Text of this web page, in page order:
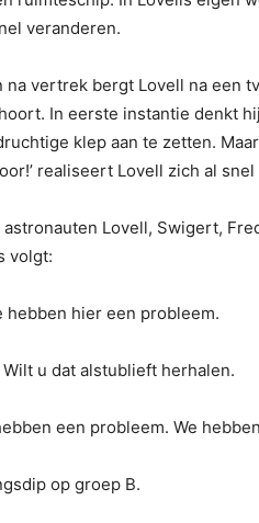
veranderen.
vertrek bergt Lovell na een
In eerste instantie denkt
klep aan te zetten.
realiseert Lovell zich al
Lovell, Swigert,
volgt:
hebben hier een probleem.
u dat alstublieft herhalen.
een probleem. We
op groep B.